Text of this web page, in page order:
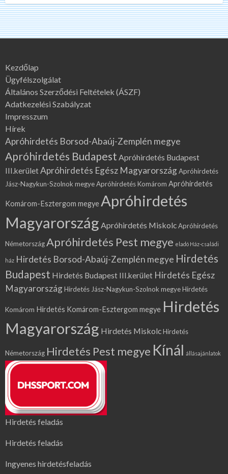
Kezdőlap
Ügyfélszolgálat
Általános Szerződési Feltételek (ÁSZF)
Adatkezelési Szabályzat
Impresszum
Hírek
Apróhirdetés Borsod-Abaúj-Zemplén megye
Apróhirdetés Budapest Apróhirdetés Budapest
III.kerületApróhirdetés Egész MagyarországApróhirdetés
Jász-Nagykun-Szolnok megyeApróhirdetés Komárom Apróhirdetés
Komárom-Esztergom megyeApróhirdetés
Magyarország Apróhirdetés MiskolcApróhirdetés
NémetországApróhirdetés Pest megye eladó Ház-családi
ház Hirdetés Borsod-Abaúj-Zemplén megye Hirdetés
Budapest Hirdetés Budapest III.kerület Hirdetés Egész
MagyarországHirdetés Jász-Nagykun-Szolnok megyeHirdetés
Komárom Hirdetés Komárom-Esztergom megye Hirdetés
Magyarország Hirdetés MiskolcHirdetés
Németország Hirdetés Pest megye Kínál állásajánlatok
Hirdetés feladás
Hirdetés feladás
Ingyenes hirdetésfeladás